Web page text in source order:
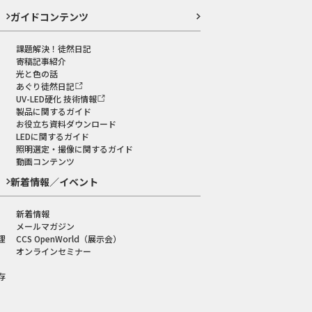
ガイドコンテンツ
課題解決！徒然日記
寄稿記事紹介
光と色の話
あぐり徒然日記
UV-LED硬化 技術情報
製品に関するガイド
お役立ち資料ダウンロード
LEDに関するガイド
照明選定・撮像に関するガイド
動画コンテンツ
新着情報／イベント
新着情報
メールマガジン
CCS OpenWorld（展示会）
オンラインセミナー